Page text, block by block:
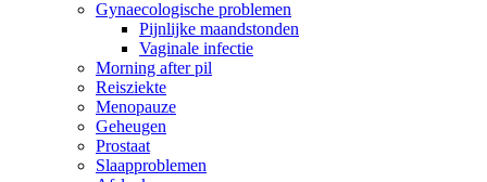
Gynaecologische problemen
Pijnlijke maandstonden
Vaginale infectie
Morning after pil
Reisziekte
Menopauze
Geheugen
Prostaat
Slaapproblemen